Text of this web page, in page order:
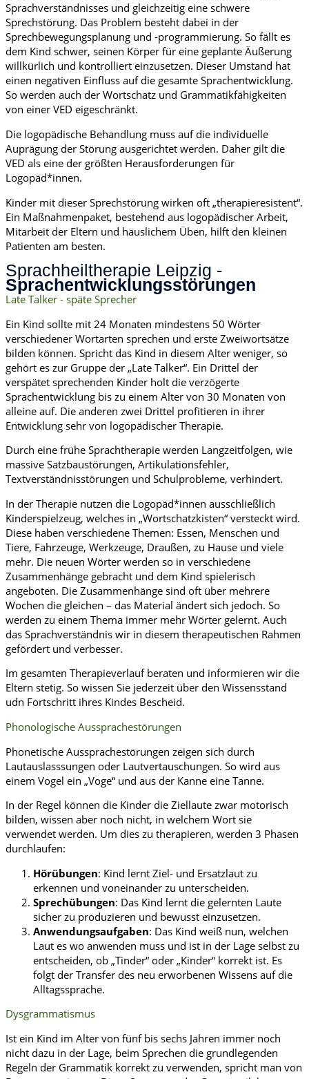
Sprachverständnisses und gleichzeitig eine schwere
Sprechstörung. Das Problem besteht dabei in der
Sprechbewegungsplanung und -programmierung. So fällt es
dem Kind schwer, seinen Körper für eine geplante Äußerung
willkürlich und kontrolliert einzusetzen. Dieser Umstand hat
einen negativen Einfluss auf die gesamte Sprachentwicklung.
So werden auch der Wortschatz und Grammatikfähigkeiten
von einer VED eigeschränkt.
Die logopädische Behandlung muss auf die individuelle
Auprägung der Störung ausgerichtet werden. Daher gilt die
VED als eine der größten Herausforderungen für
Logopäd*innen.
Kinder mit dieser Sprechstörung wirken oft „therapieresistent“.
Ein Maßnahmenpaket, bestehend aus logopädischer Arbeit,
Mitarbeit der Eltern und häuslichem Üben, hilft den kleinen
Patienten am besten.
Sprachheiltherapie Leipzig -
Sprachentwicklungsstörungen
Late Talker - späte Sprecher
Ein Kind sollte mit 24 Monaten mindestens 50 Wörter
verschiedener Wortarten sprechen und erste Zweiwortsätze
bilden können. Spricht das Kind in diesem Alter weniger, so
gehört es zur Gruppe der „Late Talker“. Ein Drittel der
verspätet sprechenden Kinder holt die verzögerte
Sprachentwicklung bis zu einem Alter von 30 Monaten von
alleine auf. Die anderen zwei Drittel profitieren in ihrer
Entwicklung sehr von logopädischer Therapie.
Durch eine frühe Sprachtherapie werden Langzeitfolgen, wie
massive Satzbaustörungen, Artikulationsfehler,
Textverständnisstörungen und Schulprobleme, verhindert.
In der Therapie nutzen die Logopäd*innen ausschließlich
Kinderspielzeug, welches in „Wortschatzkisten“ versteckt wird.
Diese haben verschiedene Themen: Essen, Menschen und
Tiere, Fahrzeuge, Werkzeuge, Draußen, zu Hause und viele
mehr. Die neuen Wörter werden so in verschiedene
Zusammenhänge gebracht und dem Kind spielerisch
angeboten. Die Zusammenhänge sind oft über mehrere
Wochen die gleichen – das Material ändert sich jedoch. So
werden zu einem Thema immer mehr Wörter gelernt. Auch
das Sprachverständnis wir in diesem therapeutischen Rahmen
gefördert und verbesser.
Im gesamten Therapieverlauf beraten und informieren wir die
Eltern stetig. So wissen Sie jederzeit über den Wissensstand
udn Fortschritt ihres Kindes Bescheid.
Phonologische Aussprachestörungen
Phonetische Aussprachestörungen zeigen sich durch
Lautauslasssungen oder Lautvertauschungen. So wird aus
einem Vogel ein „Voge“ und aus der Kanne eine Tanne.
In der Regel können die Kinder die Ziellaute zwar motorisch
bilden, wissen aber noch nicht, in welchem Wort sie
verwendet werden. Um dies zu therapieren, werden 3 Phasen
durchlaufen:
Hörübungen: Kind lernt Ziel- und Ersatzlaut zu
erkennen und voneinander zu unterscheiden.
Sprechübungen: Das Kind lernt die gelernten Laute
sicher zu produzieren und bewusst einzusetzen.
Anwendungsaufgaben: Das Kind weiß nun, welchen
Laut es wo anwenden muss und ist in der Lage selbst zu
entscheiden, ob „Tinder“ oder „Kinder“ korrekt ist. Es
folgt der Transfer des neu erworbenen Wissens auf die
Alltagssprache.
Dysgrammatismus
Ist ein Kind im Alter von fünf bis sechs Jahren immer noch
nicht dazu in der Lage, beim Sprechen die grundlegenden
Regeln der Grammatik korrekt zu verwenden, spricht man von